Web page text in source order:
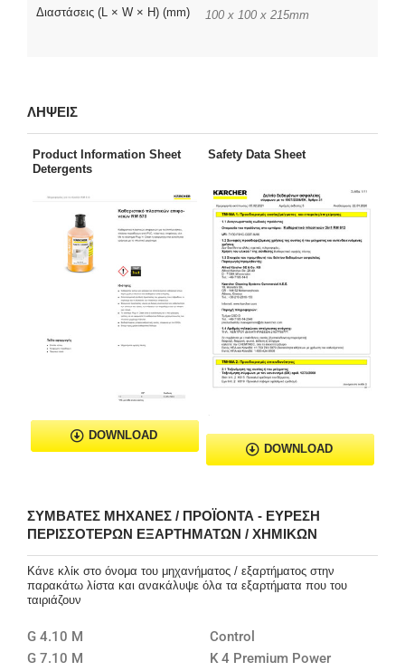
Διαστάσεις (L × W × H) (mm) 100 x 100 x 215mm
ΛΗΨΕΙΣ
Product Information Sheet
Detergents
DOWNLOAD
Safety Data Sheet
DOWNLOAD
ΣΥΜΒΑΤΈΣ ΜΗΧΑΝΈΣ / ΠΡΟΪΌΝΤΑ - ΕΎΡΕΣΗ
ΠΕΡΙΣΣΌΤΕΡΩΝ ΕΞΑΡΤΗΜΆΤΩΝ / ΧΗΜΙΚΏΝ
Κάνε κλίκ στο όνομα του μηχανήματος / εξαρτήματος στην
παρακάτω λίστα και ανακάλυψε όλα τα εξαρτήματα που του
ταιριάζουν
G 4.10 M
G 7.10 M
Control
K 4 Premium Power